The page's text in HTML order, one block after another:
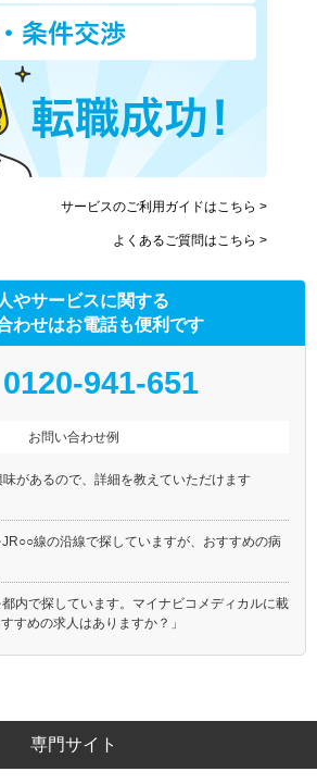
サービスのご利用ガイドはこちら >
よくあるご質問はこちら >
やサービスに関する
わせはお電話も便利です
0120-941-651
お問い合わせ例
味があるので、詳細を教えていただけます
JR○○線の沿線で探していますが、おすすめの病
都内で探しています。マイナビコメディカルに載
すめの求人はありますか？」
専門サイト